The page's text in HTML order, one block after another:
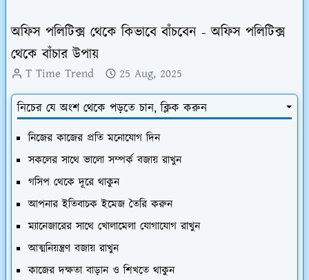
অফিস পলিটিক্স থেকে কিভাবে বাঁচবেন - অফিস পলিটিক্স
থেকে বাঁচার উপায়
T Time Trend 25 Aug, 2025
নিচের যে অংশ থেকে পড়তে চান, ক্লিক করুন
নিজের কাজের প্রতি মনোযোগ দিন
সকলের সাথে ভালো সম্পর্ক বজায় রাখুন
গসিপ থেকে দূরে থাকুন
আপনার ইতিবাচক ইমেজ তৈরি করুন
ম্যানেজারের সাথে খোলামেলা যোগাযোগ রাখুন
আত্মনিয়ন্ত্রণ বজায় রাখুন
কাজের দক্ষতা বাড়ান ও শিখতে থাকুন